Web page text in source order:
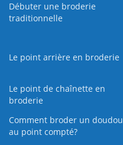
Débuter une broderie
traditionnelle
Le point arrière en broderie
Le point de chaînette en
broderie
Comment broder un doudou
au point compté?